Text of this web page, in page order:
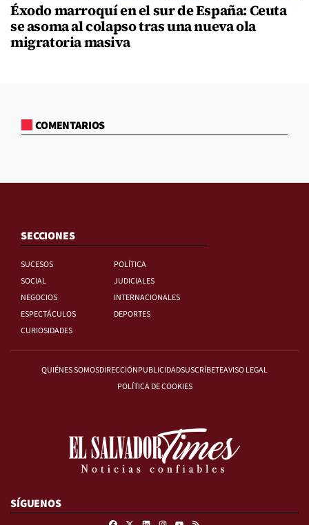
Éxodo marroquí en el sur de España: Ceuta
se asoma al colapso tras una nueva ola
migratoria masiva
COMENTARIOS
SECCIONES
SUCESOS
POLÍTICA
SOCIAL
JUDICIALES
NEGOCIOS
INTERNACIONALES
ESPECTÁCULOS
DEPORTES
CURIOSIDADES
QUIÉNES SOMOSDIRECCIÓNPUBLICIDADSUSCRÍBETEAVISO LEGAL
POLÍTICA DE COOKIES
SÍGUENOS